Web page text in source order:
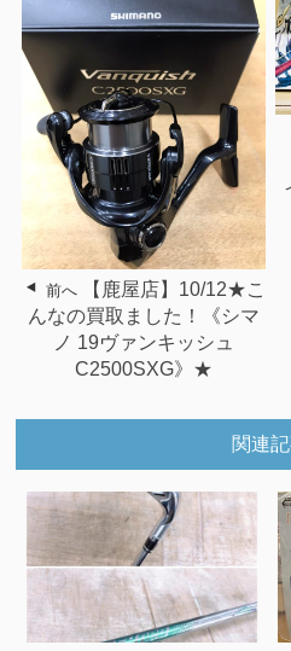
前へ
【鹿屋店】10/12★こ
んなの買取ました！《シマ
ノ 19ヴァンキッシュ
C2500SXG》★
関連